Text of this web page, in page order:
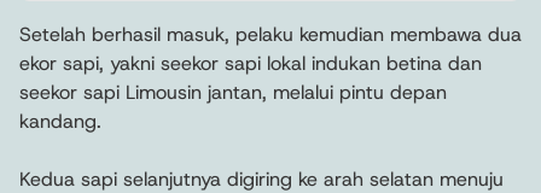
Setelah berhasil masuk, pelaku kemudian membawa dua
ekor sapi, yakni seekor sapi lokal indukan betina dan
seekor sapi Limousin jantan, melalui pintu depan
kandang.
Kedua sapi selanjutnya digiring ke arah selatan menuju